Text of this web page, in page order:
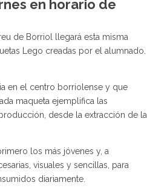
en horario de
de Borriol llegará esta misma
Lego creadas por el alumnado.
en el centro borriolense y que
maqueta ejemplifica las
desde la extracción de la
los más jóvenes y, a
visuales y sencillas, para
diariamente.